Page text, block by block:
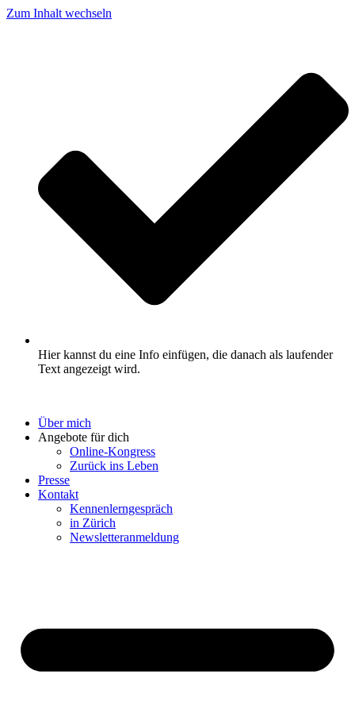
Zum Inhalt wechseln
Hier kannst du eine Info einfügen, die danach als laufender
Text angezeigt wird.
Über mich
Angebote für dich
Online-Kongress
Zurück ins Leben
Presse
Kontakt
Kennenlerngespräch
in Zürich
Newsletteranmeldung